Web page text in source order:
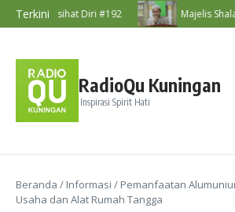
Lewati ke konten
TerkiniNasihat Diri #192 Majelis
RadioQu Kuningan
Inspirasi Spirit Hati
Beranda / Informasi / Pemanfaatan
Usaha dan Alat Rumah Tangga